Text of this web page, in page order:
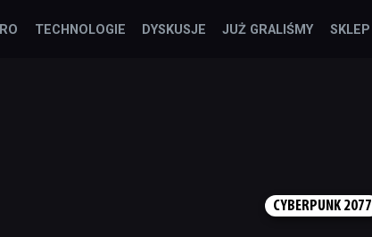
TECHNOLOGIE DYSKUSJE JUŻ GRALIŚMY SKLEP
CYBERPUNK 2077